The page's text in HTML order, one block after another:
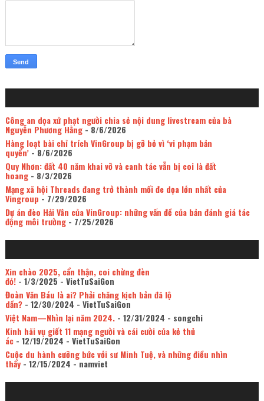
Công an dọa xử phạt người chia sẻ nội dung livestream của bà
Nguyễn Phương Hằng- 8/6/2026
Hàng loạt bài chỉ trích VinGroup bị gỡ bỏ vì ‘vi phạm bản
quyền’- 8/6/2026
Quy Nhơn: đất 40 năm khai vỡ và canh tác vẫn bị coi là đất
hoang- 8/3/2026
Mạng xã hội Threads đang trở thành mối đe dọa lớn nhất của
Vingroup - 7/29/2026
Dự án đèo Hải Vân của VinGroup: những vấn đề của bản đánh giá tác
động môi trường- 7/25/2026
Xin chào 2025, cẩn thận, coi chừng đèn
đỏ!- 1/3/2025 - VietTuSaiGon
Đoàn Văn Báu là ai? Phải chăng kịch bản đã lộ
dần?- 12/30/2024 - VietTuSaiGon
Việt Nam—Nhìn lại năm 2024.- 12/31/2024 - songchi
Kinh hãi vụ giết 11 mạng người và cái cười của kẻ thủ
ác- 12/19/2024 - VietTuSaiGon
Cuộc du hành cưỡng bức với sư Minh Tuệ, và những điều nhìn
thấy- 12/15/2024 - namviet